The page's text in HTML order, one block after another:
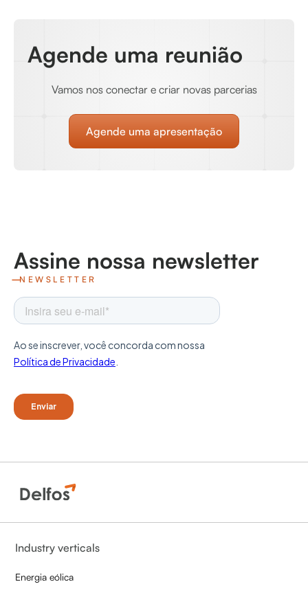
Agende uma reunião
Vamos nos conectar e criar novas parcerias
Agende uma apresentação
Assine nossa newsletter
NEWSLETTER
Industry verticals
Energia eólica